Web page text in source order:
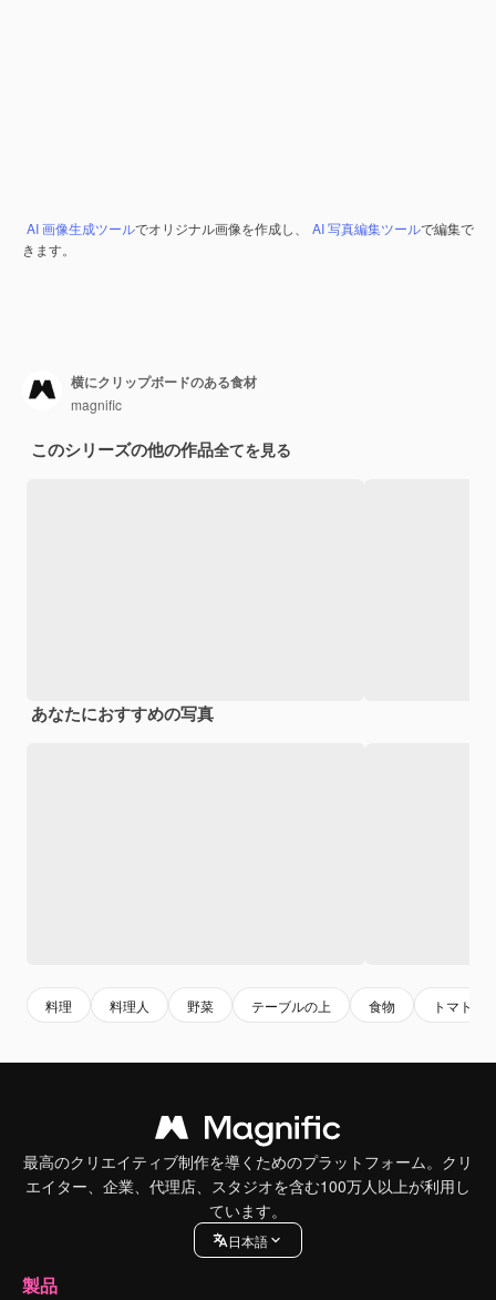
AI 画像生成ツールでオリジナル画像を作成し、 AI 写真編集ツールで編集で
きます。
横にクリップボードのある食材
magnific
このシリーズの他の作品全てを見る
あなたにおすすめの写真
料理 料理人 野菜 テーブルの上 食物 トマト
最高のクリエイティブ制作を導くためのプラットフォーム。クリ
エイター、企業、代理店、スタジオを含む100万人以上が利用し
ています。
日本語
製品